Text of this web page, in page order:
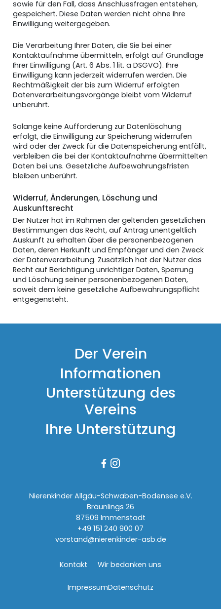
sowie für den Fall, dass Anschlussfragen entstehen,
gespeichert. Diese Daten werden nicht ohne Ihre
Einwilligung weitergegeben.
Die Verarbeitung Ihrer Daten, die Sie bei einer
Kontaktaufnahme übermitteln, erfolgt auf Grundlage
Ihrer Einwilligung (Art. 6 Abs. 1 lit. a DSGVO). Ihre
Einwilligung kann jederzeit widerrufen werden. Die
Rechtmäßigkeit der bis zum Widerruf erfolgten
Datenverarbeitungsvorgänge bleibt vom Widerruf
unberührt.
Solange keine Aufforderung zur Datenlöschung
erfolgt, die Einwilligung zur Speicherung widerrufen
wird oder der Zweck für die Datenspeicherung entfällt,
verbleiben die bei der Kontaktaufnahme übermittelten
Daten bei uns. Gesetzliche Aufbewahrungsfristen
bleiben unberührt.
Widerruf, Änderungen, Löschung und
Auskunftsrecht
Der Nutzer hat im Rahmen der geltenden gesetzlichen
Bestimmungen das Recht, auf Antrag unentgeltlich
Auskunft zu erhalten über die personenbezogenen
Daten, deren Herkunft und Empfänger und den Zweck
der Datenverarbeitung. Zusätzlich hat der Nutzer das
Recht auf Berichtigung unrichtiger Daten, Sperrung
und Löschung seiner personenbezogenen Daten,
soweit dem keine gesetzliche Aufbewahrungspflicht
entgegensteht.
Der Verein
Informationen
Unterstützung des
Vereins
Ihre Unterstützung
 
Nierenkinder Allgäu-Schwaben-Bodensee e.V.
Bräunlings 26
87509 Immenstadt
+49 151 240 900 07
vorstand@nierenkinder-asb.de
Kontakt Wir bedanken uns
ImpressumDatenschutz